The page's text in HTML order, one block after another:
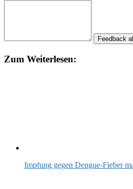
Feedback
Zum Weiterlesen:
Impfung gegen Dengue-Fieber